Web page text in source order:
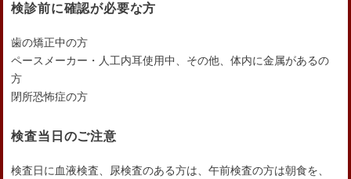
検診前に確認が必要な方
歯の矯正中の方
ペースメーカー・人工内耳使用中、その他、体内に金属があるの
方
閉所恐怖症の方
検査当日のご注意
検査日に血液検査、尿検査のある方は、午前検査の方は朝食を、